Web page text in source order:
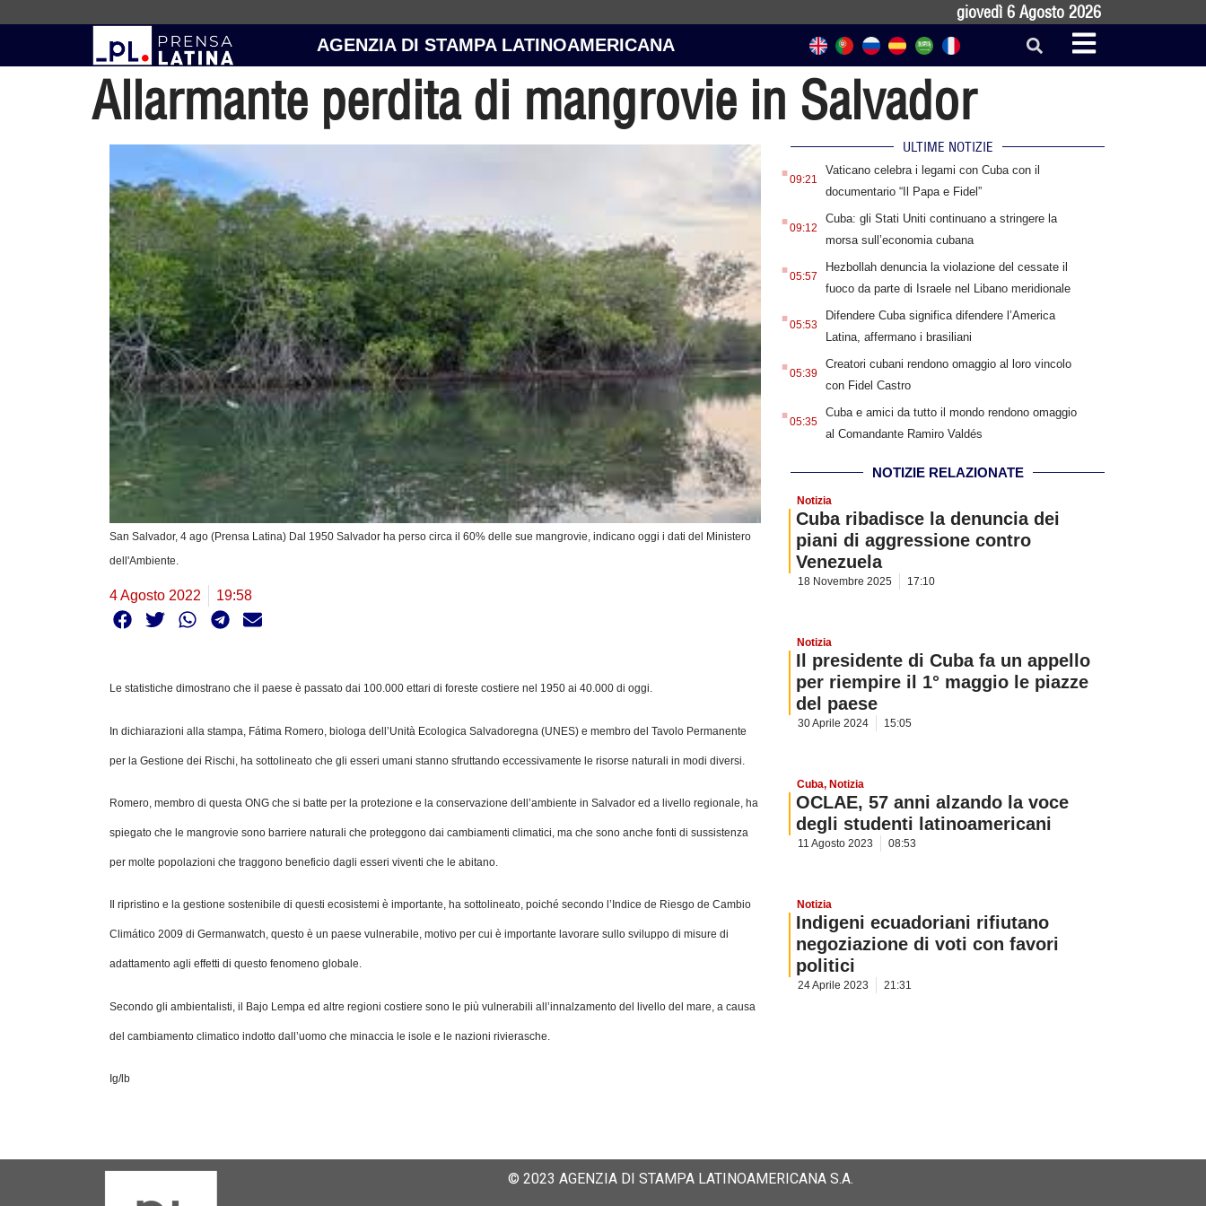
giovedì 6 Agosto 2026
AGENZIA DI STAMPA LATINOAMERICANA
Allarmante perdita di mangrovie in Salvador
San Salvador, 4 ago (Prensa Latina) Dal 1950 Salvador ha perso circa il 60% delle sue mangrovie, indicano oggi i dati del Ministero
dell'Ambiente.
4 Agosto 2022 19:58
Le statistiche dimostrano che il paese è passato dai 100.000 ettari di foreste costiere nel 1950 ai 40.000 di oggi.
In dichiarazioni alla stampa, Fátima Romero, biologa dell’Unità Ecologica Salvadoregna (UNES) e membro del Tavolo Permanente
per la Gestione dei Rischi, ha sottolineato che gli esseri umani stanno sfruttando eccessivamente le risorse naturali in modi diversi.
Romero, membro di questa ONG che si batte per la protezione e la conservazione dell’ambiente in Salvador ed a livello regionale, ha
spiegato che le mangrovie sono barriere naturali che proteggono dai cambiamenti climatici, ma che sono anche fonti di sussistenza
per molte popolazioni che traggono beneficio dagli esseri viventi che le abitano.
Il ripristino e la gestione sostenibile di questi ecosistemi è importante, ha sottolineato, poiché secondo l’Indice de Riesgo de Cambio
Climático 2009 di Germanwatch, questo è un paese vulnerabile, motivo per cui è importante lavorare sullo sviluppo di misure di
adattamento agli effetti di questo fenomeno globale.
Secondo gli ambientalisti, il Bajo Lempa ed altre regioni costiere sono le più vulnerabili all’innalzamento del livello del mare, a causa
del cambiamento climatico indotto dall’uomo che minaccia le isole e le nazioni rivierasche.
Ig/lb
ULTIME NOTIZIE
.09:21
Vaticano celebra i legami con Cuba con il
documentario “Il Papa e Fidel”
.09:12
Cuba: gli Stati Uniti continuano a stringere la
morsa sull’economia cubana
.05:57
Hezbollah denuncia la violazione del cessate il
fuoco da parte di Israele nel Libano meridionale
.05:53
Difendere Cuba significa difendere l’America
Latina, affermano i brasiliani
.05:39
Creatori cubani rendono omaggio al loro vincolo
con Fidel Castro
.05:35
Cuba e amici da tutto il mondo rendono omaggio
al Comandante Ramiro Valdés
NOTIZIE RELAZIONATE
Notizia
Cuba ribadisce la denuncia dei
piani di aggressione contro
Venezuela
18 Novembre 2025 17:10
Notizia
Il presidente di Cuba fa un appello
per riempire il 1° maggio le piazze
del paese
30 Aprile 2024 15:05
Cuba, Notizia
OCLAE, 57 anni alzando la voce
degli studenti latinoamericani
11 Agosto 2023 08:53
Notizia
Indigeni ecuadoriani rifiutano
negoziazione di voti con favori
politici
24 Aprile 2023 21:31
© 2023 AGENZIA DI STAMPA LATINOAMERICANA S.A.